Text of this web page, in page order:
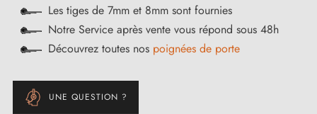
Les tiges de 7mm et 8mm sont fournies
Notre Service après vente vous répond sous 48h
Découvrez toutes nos poignées de porte
UNE QUESTION ?